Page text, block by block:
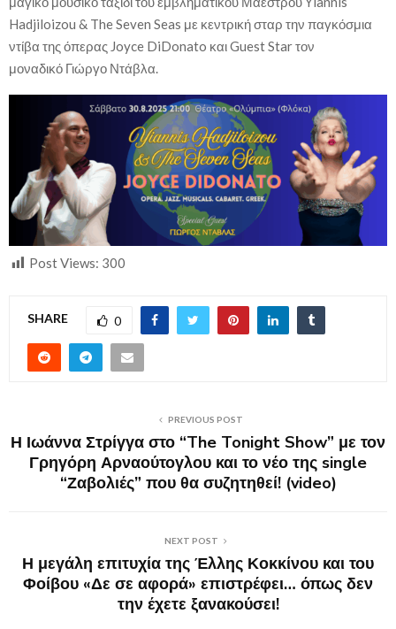
Hadjiloizou & The Seven Seas με κεντρική σταρ την παγκόσμια
ντίβα της όπερας Joyce DiDonato και Guest Star τον
μοναδικό Γιώργο Ντάβλα.
Post Views: 300
SHARE 0
PREVIOUS POST
Η Ιωάννα Στρίγγα στο “The Tonight Show” με τον
Γρηγόρη Αρναούτογλου και το νέο της single
“Ζαβολιές” που θα συζητηθεί! (video)
NEXT POST
Η μεγάλη επιτυχία της Έλλης Κοκκίνου και του
Φοίβου «Δε σε αφορά» επιστρέφει… όπως δεν
την έχετε ξανακούσει!